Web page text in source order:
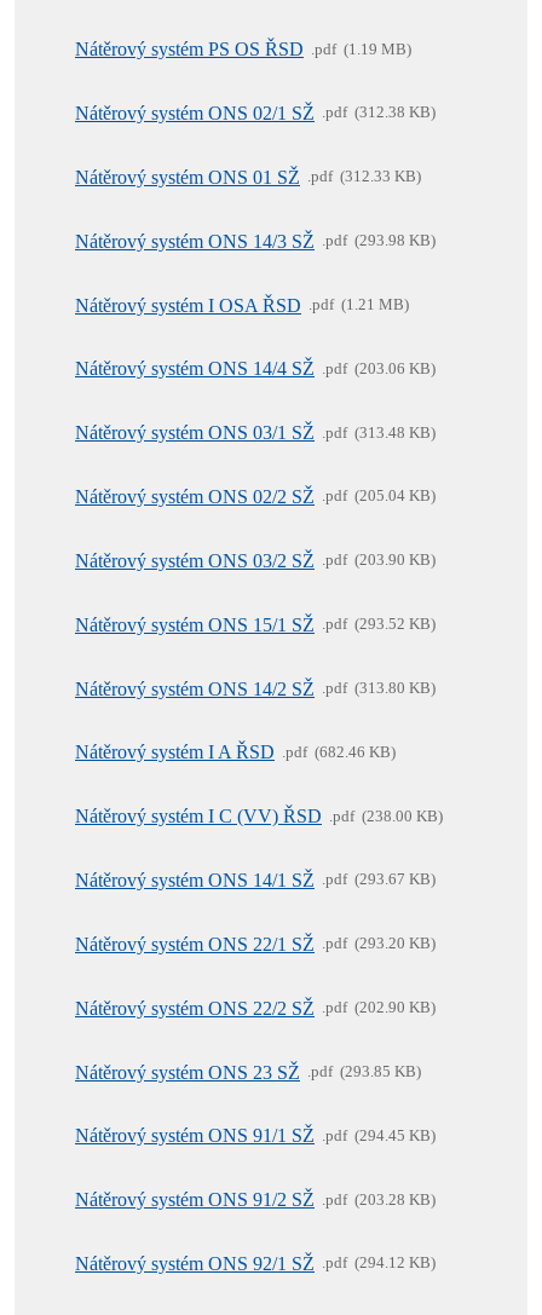
Nátěrový systém PS OS ŘSD pdf 1.19 MB
Nátěrový systém ONS 02/1 SŽ pdf 312.38 KB
Nátěrový systém ONS 01 SŽ pdf 312.33 KB
Nátěrový systém ONS 14/3 SŽ pdf 293.98 KB
Nátěrový systém I OSA ŘSD pdf 1.21 MB
Nátěrový systém ONS 14/4 SŽ pdf 203.06 KB
Nátěrový systém ONS 03/1 SŽ pdf 313.48 KB
Nátěrový systém ONS 02/2 SŽ pdf 205.04 KB
Nátěrový systém ONS 03/2 SŽ pdf 203.90 KB
Nátěrový systém ONS 15/1 SŽ pdf 293.52 KB
Nátěrový systém ONS 14/2 SŽ pdf 313.80 KB
Nátěrový systém I A ŘSD pdf 682.46 KB
Nátěrový systém I C (VV) ŘSD pdf 238.00 KB
Nátěrový systém ONS 14/1 SŽ pdf 293.67 KB
Nátěrový systém ONS 22/1 SŽ pdf 293.20 KB
Nátěrový systém ONS 22/2 SŽ pdf 202.90 KB
Nátěrový systém ONS 23 SŽ pdf 293.85 KB
Nátěrový systém ONS 91/1 SŽ pdf 294.45 KB
Nátěrový systém ONS 91/2 SŽ pdf 203.28 KB
Nátěrový systém ONS 92/1 SŽ pdf 294.12 KB